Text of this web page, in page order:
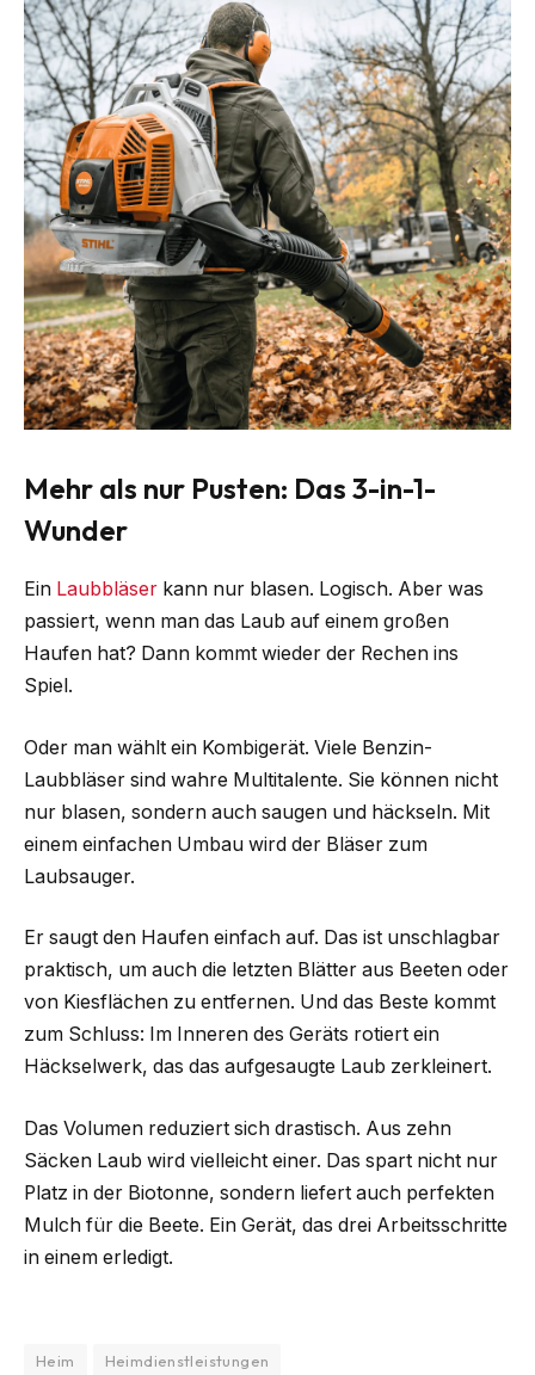
Mehr als nur Pusten: Das 3-in-1-
Wunder
Ein Laubbläser kann nur blasen. Logisch. Aber was
passiert, wenn man das Laub auf einem großen
Haufen hat? Dann kommt wieder der Rechen ins
Spiel.
Oder man wählt ein Kombigerät. Viele Benzin-
Laubbläser sind wahre Multitalente. Sie können nicht
nur blasen, sondern auch saugen und häckseln. Mit
einem einfachen Umbau wird der Bläser zum
Laubsauger.
Er saugt den Haufen einfach auf. Das ist unschlagbar
praktisch, um auch die letzten Blätter aus Beeten oder
von Kiesflächen zu entfernen. Und das Beste kommt
zum Schluss: Im Inneren des Geräts rotiert ein
Häckselwerk, das das aufgesaugte Laub zerkleinert.
Das Volumen reduziert sich drastisch. Aus zehn
Säcken Laub wird vielleicht einer. Das spart nicht nur
Platz in der Biotonne, sondern liefert auch perfekten
Mulch für die Beete. Ein Gerät, das drei Arbeitsschritte
in einem erledigt.
Heim Heimdienstleistungen